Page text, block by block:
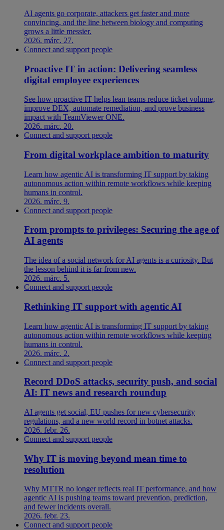
AI agents go corporate, attackers get faster and more
convincing, and the line between biology and computing
grows a little messier.
2026. márc. 27.
Connect and support people
Proactive IT in action: Delivering seamless
digital employee experiences
See how proactive IT helps lean teams reduce ticket volume,
improve DEX, automate remediation, and prove business
impact with TeamViewer ONE.
2026. márc. 20.
Connect and support people
From digital workplace ambition to maturity
Learn how agentic AI is transforming IT support by taking
autonomous action within remote workflows while keeping
humans in control.
2026. márc. 9.
Connect and support people
From prompts to privileges: Securing the age of
AI agents
The idea of a social network for AI agents is a curiosity. But
the lesson behind it is far from new.
2026. márc. 5.
Connect and support people
Rethinking IT support with agentic AI
Learn how agentic AI is transforming IT support by taking
autonomous action within remote workflows while keeping
humans in control.
2026. márc. 2.
Connect and support people
Record DDoS attacks, security push, and social
AI: IT news and research roundup
AI agents get social, EU pushes for new cybersecurity
regulations, and a new world record in botnet attacks.
2026. febr. 26.
Connect and support people
Why IT is moving beyond mean time to
resolution
Why MTTR no longer reflects real IT performance, and how
agentic AI is pushing teams toward prevention, prediction,
and fewer incidents overall.
2026. febr. 23.
Connect and support people